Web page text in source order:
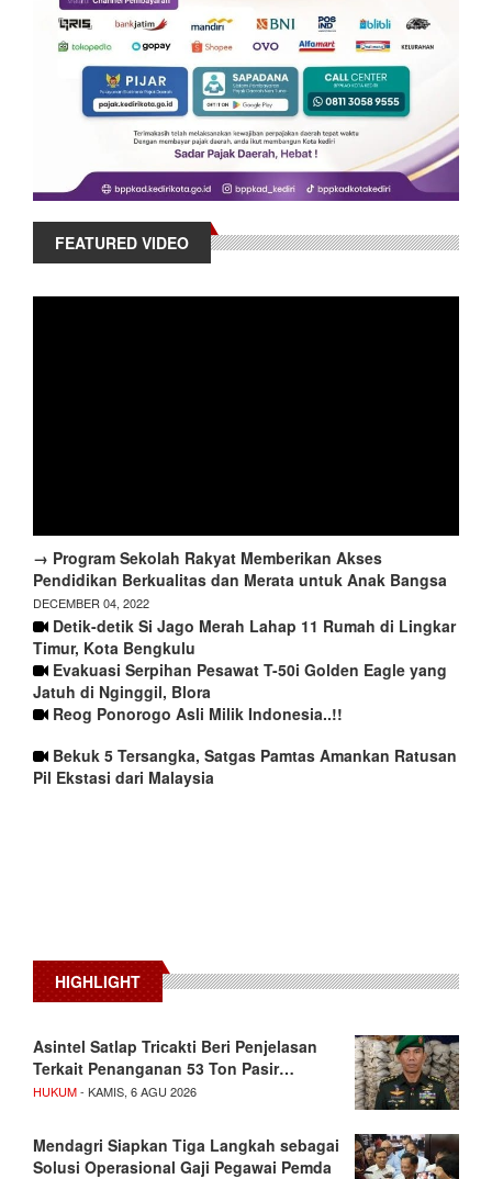
FEATURED VIDEO
→ Program Sekolah Rakyat Memberikan Akses
Pendidikan Berkualitas dan Merata untuk Anak Bangsa
DECEMBER 04, 2022
Detik-detik Si Jago Merah Lahap 11 Rumah di Lingkar
Timur, Kota Bengkulu
Evakuasi Serpihan Pesawat T-50i Golden Eagle yang
Jatuh di Nginggil, Blora
Reog Ponorogo Asli Milik Indonesia..!!
Bekuk 5 Tersangka, Satgas Pamtas Amankan Ratusan
Pil Ekstasi dari Malaysia
HIGHLIGHT
Asintel Satlap Tricakti Beri Penjelasan
Terkait Penanganan 53 Ton Pasir…
HUKUM- KAMIS, 6 AGU 2026
Mendagri Siapkan Tiga Langkah sebagai
Solusi Operasional Gaji Pegawai Pemda